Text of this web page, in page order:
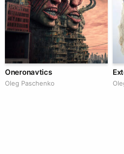
Oneronavtics
Oleg Paschenko